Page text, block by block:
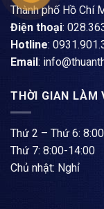
Thành phố Hồ Chí
Điện thoại:
Hotline:
Email:
THỜI GIAN LÀM
Thứ 2 – Thứ 6:
Thứ 7: 8:00-14:00
Chủ nhật: Nghỉ